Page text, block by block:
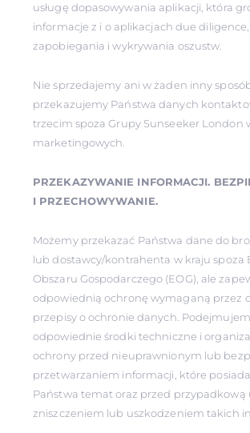
usługę dopasowywania aplikacji, która
informacje z i o aplikacjach due
zapobiegania i wykrywania oszustw.
Nie sprzedajemy ani w żaden inny
przekazujemy Państwa danych
trzecim spoza Grupy Sunseeker London
marketingowych.
PRZEKAZYWANIE INFORMACJI.
I PRZECHOWYWANIE.
Możemy przekazać Państwa dane do
lub dostawcy/kontrahenta w kraju spoza
Obszaru Gospodarczego (EOG), ale
odpowiednią ochronę wymaganą przez
przepisy o ochronie danych.
odpowiednie środki techniczne i
ochrony przed nieuprawnionym lub
przetwarzaniem informacji, które
Państwa temat oraz przed przypadkową
zniszczeniem lub uszkodzeniem takich